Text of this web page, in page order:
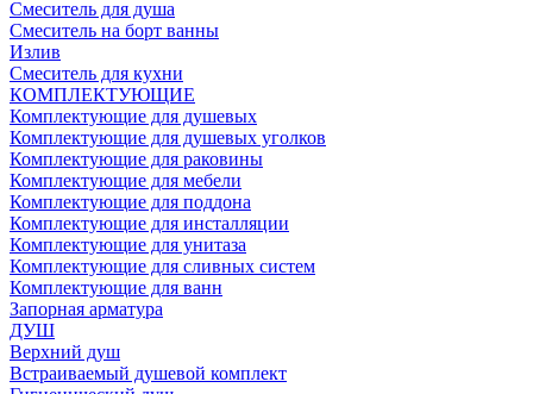
Смеситель для душа
Смеситель на борт ванны
Излив
Смеситель для кухни
КОМПЛЕКТУЮЩИЕ
Комплектующие для душевых
Комплектующие для душевых уголков
Комплектующие для раковины
Комплектующие для мебели
Комплектующие для поддона
Комплектующие для инсталляции
Комплектующие для унитаза
Комплектующие для сливных систем
Комплектующие для ванн
Запорная арматура
ДУШ
Верхний душ
Встраиваемый душевой комплект